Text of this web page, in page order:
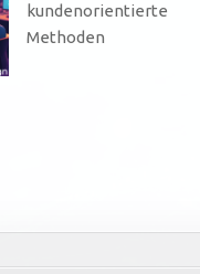
kundenorientierte
Methoden